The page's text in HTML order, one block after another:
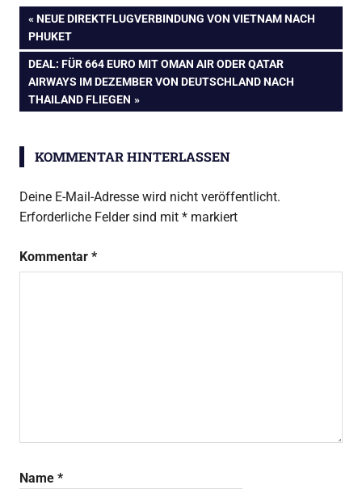
Beitragsnavigation
VORHERIGER
BEITRAG:
NEUE DIREKTFLUGVERBINDUNG VON VIETNAM NACH
PHUKET
NÄCHSTER
BEITRAG:
DEAL: FÜR 664 EURO MIT OMAN AIR ODER QATAR
AIRWAYS IM DEZEMBER VON DEUTSCHLAND NACH
THAILAND FLIEGEN
KOMMENTAR HINTERLASSEN
Deine E-Mail-Adresse wird nicht veröffentlicht.
Erforderliche Felder sind mit * markiert
Kommentar *
Name *